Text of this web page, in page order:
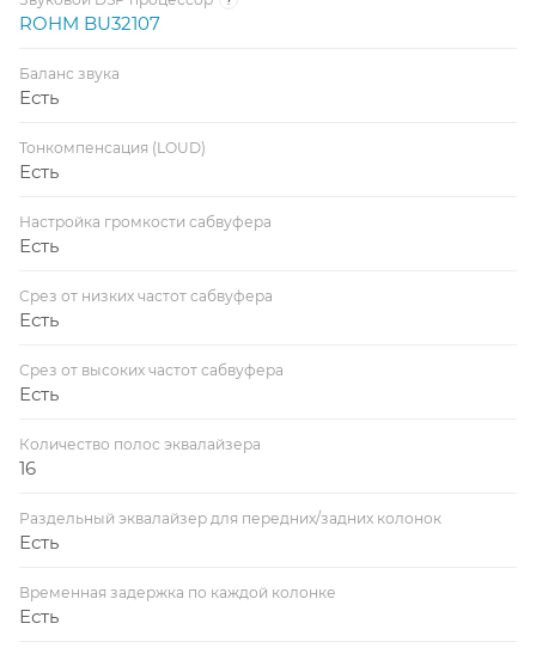
ROHM BU32107
Баланс звука
Есть
Тонкомпенсация (LOUD)
Есть
Настройка громкости сабвуфера
Есть
Срез от низких частот сабвуфера
Есть
Срез от высоких частот сабвуфера
Есть
Количество полос эквалайзера
16
Раздельный эквалайзер для передних/задних колонок
Есть
Временная задержка по каждой колонке
Есть